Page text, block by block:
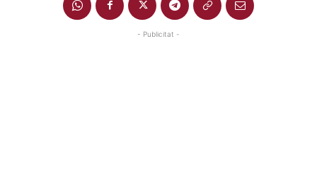
- Publicitat -